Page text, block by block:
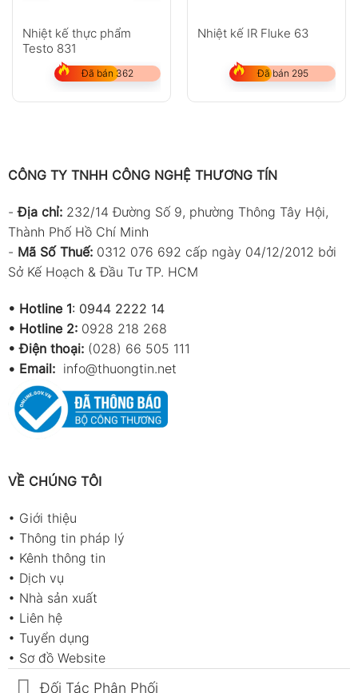
Nhiệt kế thực phẩm
Testo 831
Đã bán 362
Nhiệt kế IR Fluke 63
Đã bán 295
CÔNG TY TNHH CÔNG NGHỆ THƯƠNG TÍN
-Địa chỉ: 232/14 Đường Số 9, phường Thông Tây Hội,
Thành Phố Hồ Chí Minh
- Mã Số Thuế: 0312 076 692 cấp ngày 04/12/2012 bởi
Sở Kế Hoạch & Đầu Tư TP. HCM
• Hotline 1: 0944 2222 14
• Hotline 2: 0928 218 268
• Điện thoại: (028) 66 505 111
• Email: info@thuongtin.net
VỀ CHÚNG TÔI
• Giới thiệu
• Thông tin pháp lý
• Kênh thông tin
• Dịch vụ
• Nhà sản xuất
• Liên hệ
• Tuyển dụng
• Sơ đồ Website
Đối Tác Phân Phối